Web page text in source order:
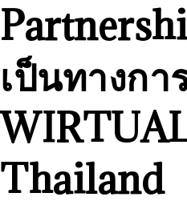
เป็นทางกา
Thailand